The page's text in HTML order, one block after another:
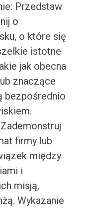
Przedstaw
o
o które się
istotne
jak obecna
znaczące
bezpośrednio
firmy lub
między
i
misją,
Wykazanie